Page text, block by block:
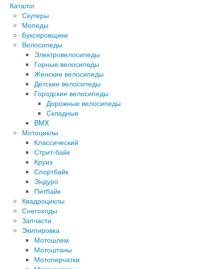
Каталог
Скутеры
Мопеды
Буксировщики
Велосипеды
Электровелосипеды
Горные велосипеды
Женские велосипеды
Детские велосипеды
Городские велосипеды
Дорожные велосипеды
Складные
BMX
Мотоциклы
Классический
Стрит-байк
Круиз
Спортбайк
Эндуро
Питбайк
Квадроциклы
Снегоходы
Запчасти
Экипировка
Мотошлем
Мотоштаны
Мотоперчатки